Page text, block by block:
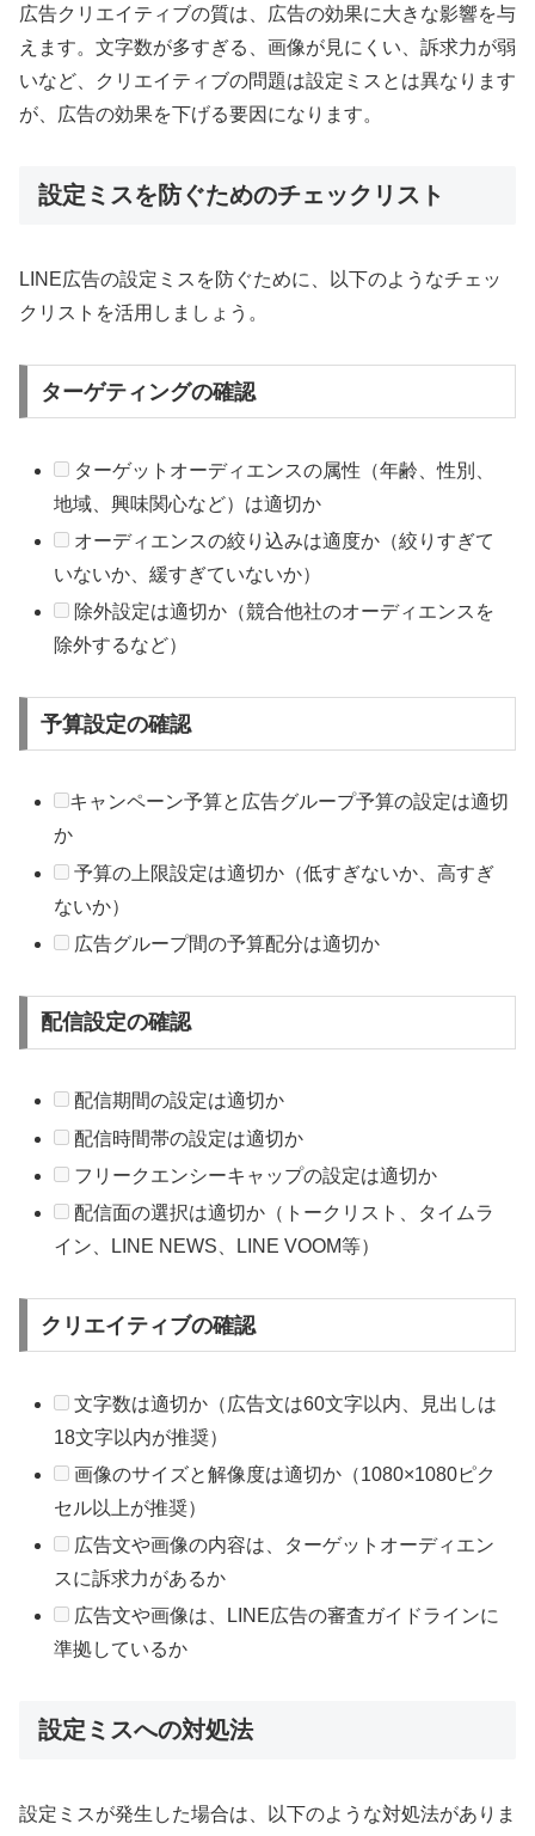
広告クリエイティブの質は、広告の効果に大きな影響を与
えます。文字数が多すぎる、画像が見にくい、訴求力が弱
いなど、クリエイティブの問題は設定ミスとは異なります
が、広告の効果を下げる要因になります。
設定ミスを防ぐためのチェックリスト
LINE広告の設定ミスを防ぐために、以下のようなチェッ
クリストを活用しましょう。
ターゲティングの確認
ターゲットオーディエンスの属性（年齢、性別、
地域、興味関心など）は適切か
オーディエンスの絞り込みは適度か（絞りすぎて
いないか、緩すぎていないか）
除外設定は適切か（競合他社のオーディエンスを
除外するなど）
予算設定の確認
キャンペーン予算と広告グループ予算の設定は適切
か
予算の上限設定は適切か（低すぎないか、高すぎ
ないか）
広告グループ間の予算配分は適切か
配信設定の確認
配信期間の設定は適切か
配信時間帯の設定は適切か
フリークエンシーキャップの設定は適切か
配信面の選択は適切か（トークリスト、タイムラ
イン、LINE NEWS、LINE VOOM等）
クリエイティブの確認
文字数は適切か（広告文は60文字以内、見出しは
18文字以内が推奨）
画像のサイズと解像度は適切か（1080×1080ピク
セル以上が推奨）
広告文や画像の内容は、ターゲットオーディエン
スに訴求力があるか
広告文や画像は、LINE広告の審査ガイドラインに
準拠しているか
設定ミスへの対処法
設定ミスが発生した場合は、以下のような対処法がありま